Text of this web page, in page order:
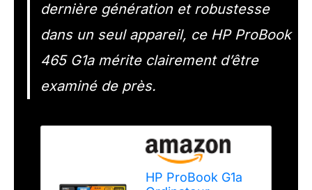
dernière génération et robustesse
dans un seul appareil, ce HP ProBook
465 G1a mérite clairement d’être
examiné de près.
HP ProBook G1a